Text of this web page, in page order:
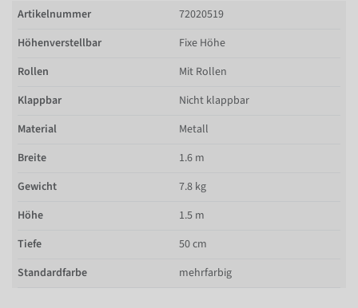
Artikelnummer
72020519
Höhenverstellbar
Fixe Höhe
Rollen
Mit Rollen
Klappbar
Nicht klappbar
Material
Metall
Breite
1.6 m
Gewicht
7.8 kg
Höhe
1.5 m
Tiefe
50 cm
Standardfarbe
mehrfarbig